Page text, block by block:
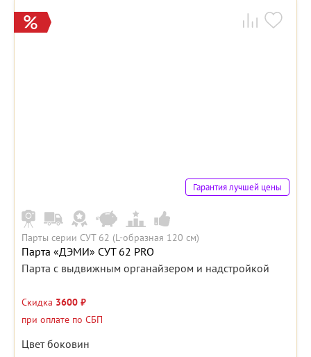
Гарантия лучшей цены
Парты серии СУТ 62 (L-образная 120 см)
Парта «ДЭМИ» СУТ 62 PRO
Парта с выдвижным органайзером и надстройкой
Скидка 3600 ₽
при оплате по СБП
Цвет боковин